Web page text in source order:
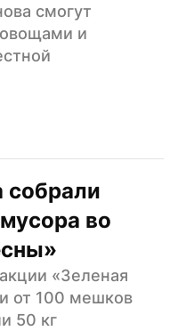
смогут
и
собрали
во
«Зеленая
от 100 мешков
50 кг